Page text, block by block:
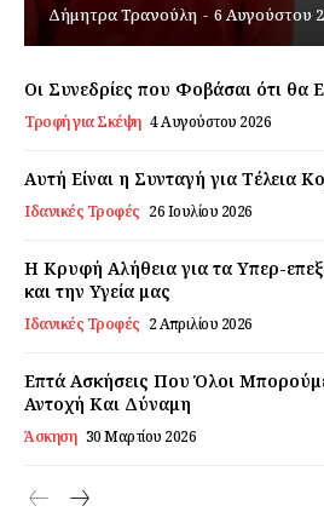
Εγγραφείτε
Daily Food
Σχετικά με εμάς
Αποποίηση Ευθυνών
Ο λογαριασμός μου
Επικοινωνία
Δήμητρα Τρανούλη - 6 Αυγούστου
Οι Συνεδρίες που Φοβάσαι ότι θα
Τροφή για Σκέψη 4 Αυγούστου 2026
Αυτή Είναι η Συνταγή για Τέλεια
Ιδανικές Τροφές 26 Ιουλίου 2026
Η Κρυφή Αλήθεια για τα Υπερ-
και την Υγεία μας
Ιδανικές Τροφές 2 Απριλίου 2026
Επτά Ασκήσεις Που Όλοι
Αντοχή Και Δύναμη
Άσκηση 30 Μαρτίου 2026